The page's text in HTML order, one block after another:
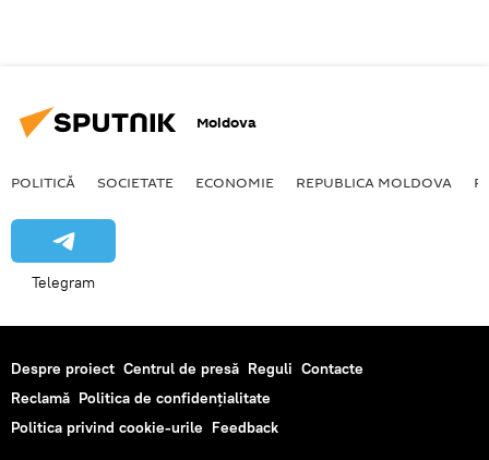
Moldova
POLITICĂ SOCIETATE ECONOMIE REPUBLICA MOLDOVA
Telegram
Despre proiect Centrul de presă Reguli Contacte
Reclamă Politica de confidențialitate
Politica privind cookie-urile Feedback